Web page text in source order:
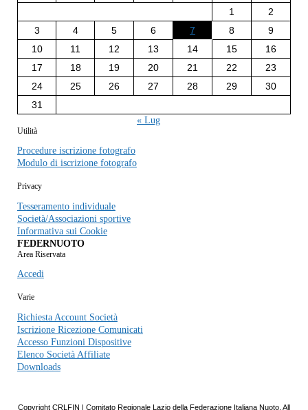
1
2
3
4 5 6 7 8
9
10
11 12 13 14 15
16
17
18 19 20 21 22
23
24
25 26 27 28 29
30
31
« Lug
Utilità
Procedure iscrizione fotografo
Modulo di iscrizione fotografo
Privacy
Tesseramento individuale
Società/Associazioni sportive
Informativa sui Cookie
FEDERNUOTO
Area Riservata
Accedi
Varie
Richiesta Account Società
Iscrizione Ricezione Comunicati
Accesso Funzioni Dispositive
Elenco Società Affiliate
Downloads
Copyright CRLFIN | Comitato Regionale Lazio della Federazione Italiana Nuoto. All